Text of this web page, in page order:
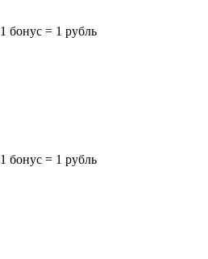
1 бонус = 1 рубль
1 бонус = 1 рубль